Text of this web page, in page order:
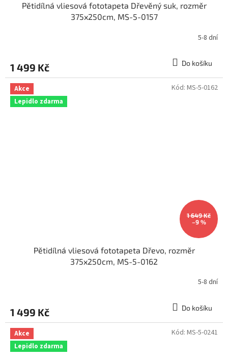
Pětidílná vliesová fototapeta Dřevěný suk, rozměr
375x250cm, MS-5-0157
5-8 dní
1 499 Kč Do košíku
Akce
Lepidlo zdarma
1 649 Kč
–9 %
Pětidílná vliesová fototapeta Dřevo, rozměr
375x250cm, MS-5-0162
5-8 dní
1 499 Kč Do košíku
Kód: MS-5-0162
Akce
Lepidlo zdarma
Kód: MS-5-0241